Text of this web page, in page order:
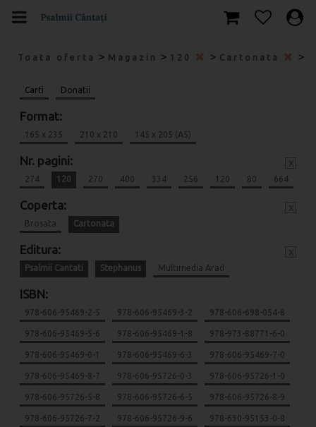
Toata oferta > Magazin > 120 > Cartonata >
Carti Donatii
Format:
165 x 235 210 x 210 145 x 205 (A5)
Nr. pagini:
274 120 270 400 334 256 120 80 664
Coperta:
Brosata Cartonata
Editura:
Psalmii Cantati Stephanus Multimedia Arad
ISBN:
978-606-95469-2-5 978-606-95469-3-2 978-606-698-054-8
978-606-95469-5-6 978-606-95469-1-8 978-973-88771-6-0
978-606-95469-0-1 978-606-95469-6-3 978-606-95469-7-0
978-606-95469-8-7 978-606-95726-0-3 978-606-95726-1-0
978-606-95726-5-8 978-606-95726-6-5 978-606-95726-8-9
978-606-95726-7-2 978-606-95726-9-6 978-630-95153-0-8